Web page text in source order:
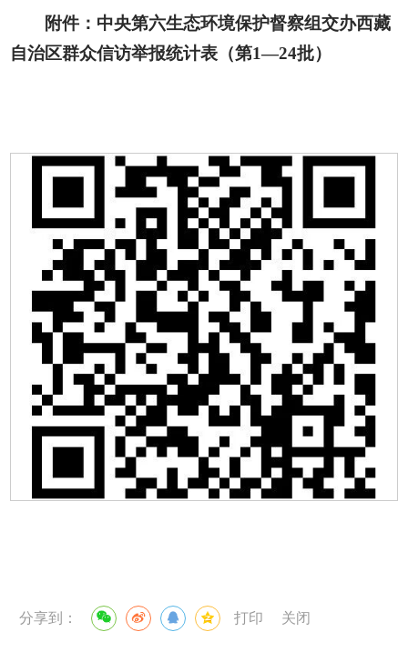
附件：中央第六生态环境保护督察组交办西藏
自治区群众信访举报统计表（第1—24批）
分享到： 打印 关闭